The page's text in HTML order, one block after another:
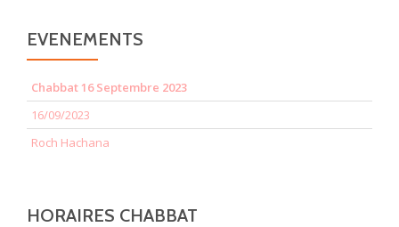
EVENEMENTS
Chabbat 16 Septembre 2023
16/09/2023
Roch Hachana
HORAIRES CHABBAT